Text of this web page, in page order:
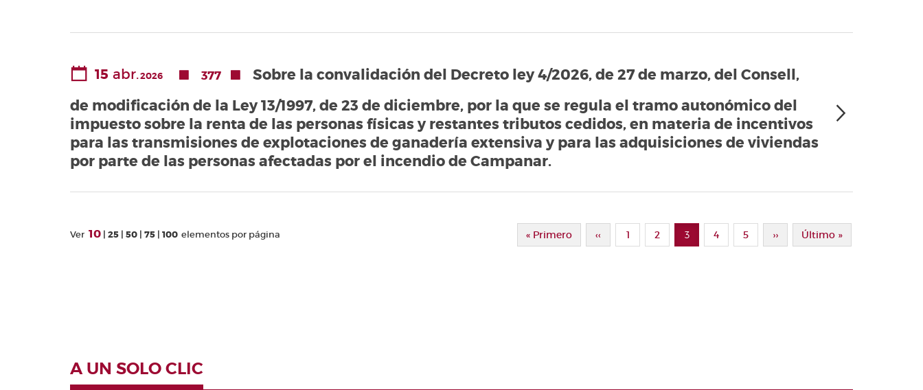
15 abr.2026 377
Sobre la convalidación del Decreto ley 4/2026, de 27 de marzo, del Consell,
de modificación de la Ley 13/1997, de 23 de diciembre, por la que se regula el tramo autonómico del
impuesto sobre la renta de las personas físicas y restantes tributos cedidos, en materia de incentivos
para las transmisiones de explotaciones de ganadería extensiva y para las adquisiciones de viviendas
por parte de las personas afectadas por el incendio de Campanar.
Primera Página
« Primero Página Anterior
‹‹ Page
1 Page
2 Página actual
3 Page
4 Page
5 Siguiente Página
›› Última Página
Último »
Ver 10 25 50 75 100 elementos por página
A UN SOLO CLIC